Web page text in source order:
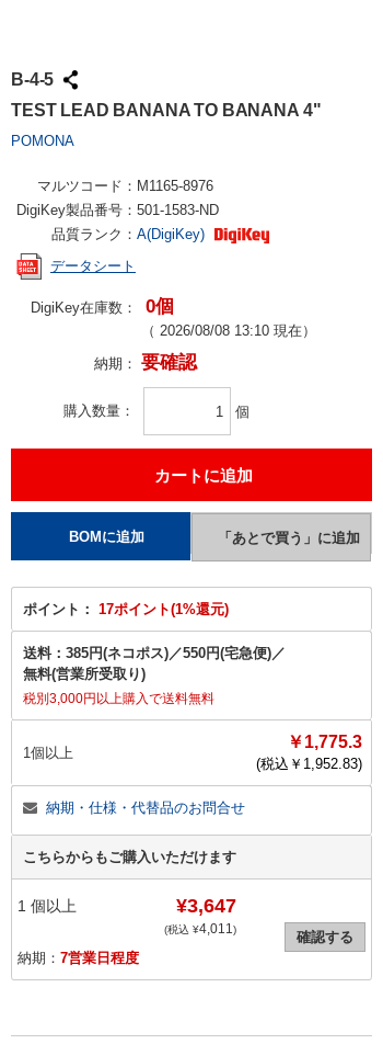
B-4-5
TEST LEAD BANANA TO BANANA 4"
POMONA
マルツコード： M1165-8976
DigiKey製品番号： 501-1583-ND
品質ランク： A(DigiKey)
データシート
DigiKey在庫数： 0個
（ 2026/08/08 13:10 現在）
納期： 要確認
購入数量 個
ポイント： 17ポイント(1%還元)
送料： 385円(ネコポス)／550円(宅急便)／
無料(営業所受取り)
税別3,000円以上購入で送料無料
1個以上
￥1,775.3
(税込￥ 1,952.83)
納期・仕様・代替品のお問合せ
こちらからもご購入いただけます
1 個以上 ¥3,647
(税込 ¥4,011)
納期： 7営業日程度
確認する